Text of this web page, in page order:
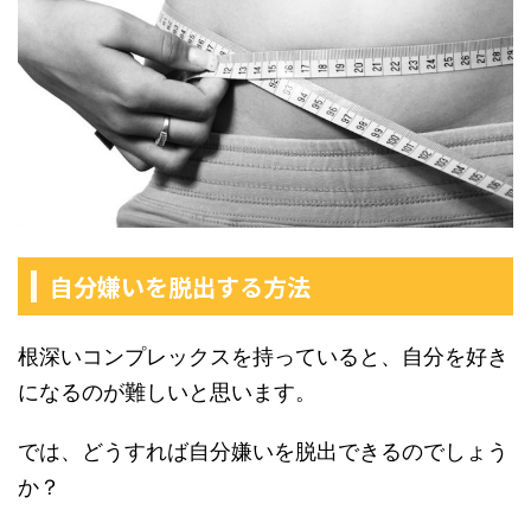
自分嫌いを脱出する方法
根深いコンプレックスを持っていると、自分を好き
になるのが難しいと思います。
では、どうすれば自分嫌いを脱出できるのでしょう
か？